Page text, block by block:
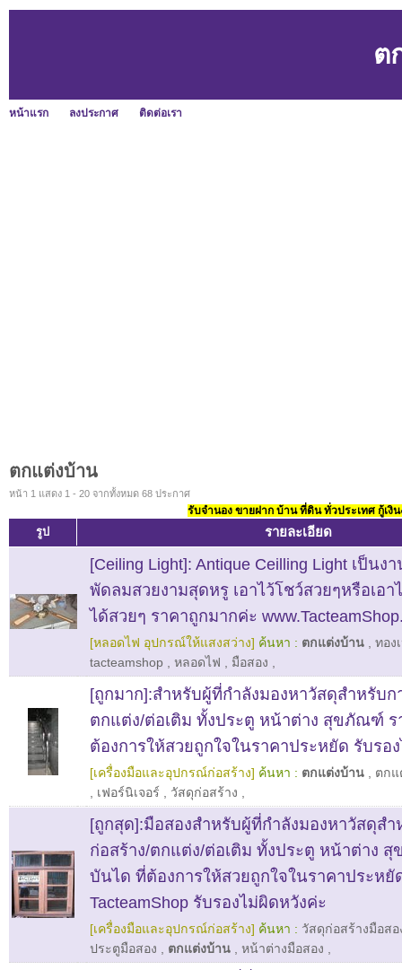
ต
หน้าแรก ลงประกาศ ติดต่อเรา
ตกแต่งบ้าน
หน้า 1 แสดง 1 - 20 จากทั้งหมด 68 ประกาศ
รับจำนอง ขายฝาก บ้าน ที่ดิน ทั่วประเทศ กู้เงิ
รูป รายละเอียด
[Ceiling Light]: Antique Ceilling Light เป็นง
พัดลมสวยงามสุดหรู เอาไว้โชว์สวยๆหรือเอ
ได้สวยๆ ราคาถูกมากค่ะ
[หลอดไฟ อุปกรณ์ให้แสงสว่าง] ค้นหา : ตกแต่งบ้าน
ทอง
tacteamshop
หลอดไฟ มือสอง
[ถูกมาก]:สำหรับผู้ที่กำลังมองหาวัสดุสำหรับก
ตกแต่ง/ต่อเติม ทั้งประตู หน้าต่าง สุขภัณฑ์ ร
ต้องการให้สวยถูกใจในราคาประหยัด รับรอ
[เครื่องมือและอุปกรณ์ก่อสร้าง] ค้นหา : ตกแต่งบ้าน
ตกแ
เฟอร์นิเจอร์ วัสดุก่อสร้าง
[ถูกสุด]:มือสองสำหรับผู้ที่กำลังมองหาวัสดุสำ
ก่อสร้าง/ตกแต่ง/ต่อเติม ทั้งประตู หน้าต่าง
บันได ที่ต้องการให้สวยถูกใจในราคาประหยั
TacteamShop รับรองไม่ผิดหวังค่ะ
[เครื่องมือและอุปกรณ์ก่อสร้าง] ค้นหา : วัสดุก่อสร้างมือสอ
ประตูมือสอง
ตกแต่งบ้าน หน้าต่างมือสอง